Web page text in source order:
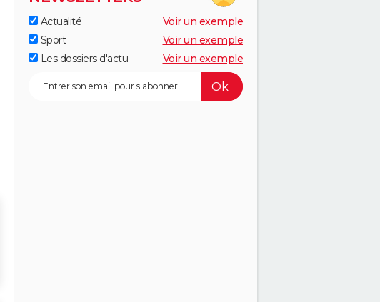
Actualité
Voir un exemple
Sport
Voir un exemple
Les dossiers d'actu
Voir un exemple